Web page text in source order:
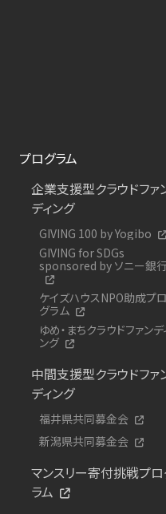
プログラム
企業支援型クラウドファ
ディング
GIVING 100 by Yogibo
GIVING for SDGs
sponsored by ソニー銀
ケイズハウスNPO助成プロ
グラム
ゆめ・まちクラウドファンデ
ング
中間支援型クラウドファ
ディング
福井県共同募金会
新潟県共同募金会
マンスリー寄付挑戦プ
ラム